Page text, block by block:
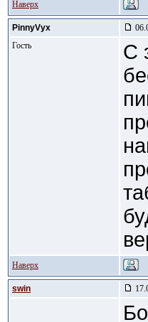
Наверх
PinnyVyx
Гость
С
Наверх
swin